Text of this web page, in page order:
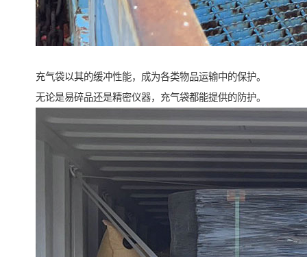
充气袋以其的缓冲性能，成为各类物品运输中的保护。
无论是易碎品还是精密仪器，充气袋都能提供的防护。